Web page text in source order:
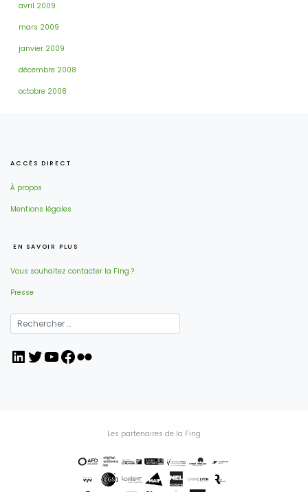
avril 2009
mars 2009
janvier 2009
décembre 2008
octobre 2008
ACCÈS DIRECT
À propos
Mentions légales
EN SAVOIR PLUS
Vous souhaitez contacter la Fing ?
Presse
LinkedIn
Twitter
YouTube
Facebook
Flickr
Les partenaires de la Fing